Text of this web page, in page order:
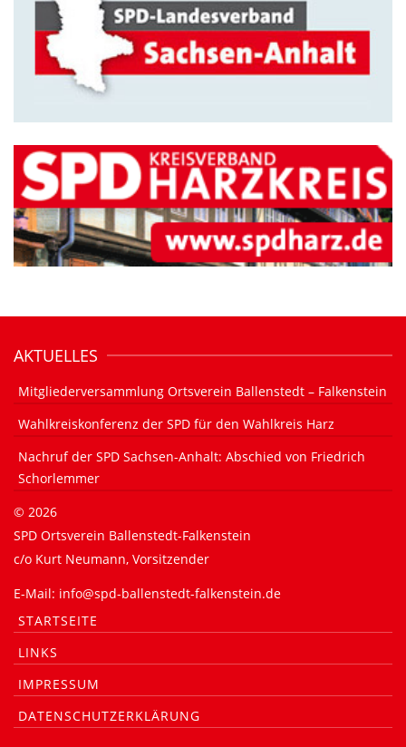
AKTUELLES
Mitgliederversammlung Ortsverein Ballenstedt – Falkenstein
Wahlkreiskonferenz der SPD für den Wahlkreis Harz
Nachruf der SPD Sachsen-Anhalt: Abschied von Friedrich
Schorlemmer
© 2026
SPD Ortsverein Ballenstedt-Falkenstein
c/o Kurt Neumann, Vorsitzender
E-Mail: info@spd-ballenstedt-falkenstein.de
STARTSEITE
LINKS
IMPRESSUM
DATENSCHUTZERKLÄRUNG